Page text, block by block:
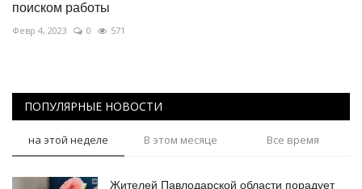
поиском работы
Февр 4, 2023 0 571
ПОПУЛЯРНЫЕ НОВОСТИ
на этой неделе В этом месяце Все время
Жителей Павлодарской области порадует